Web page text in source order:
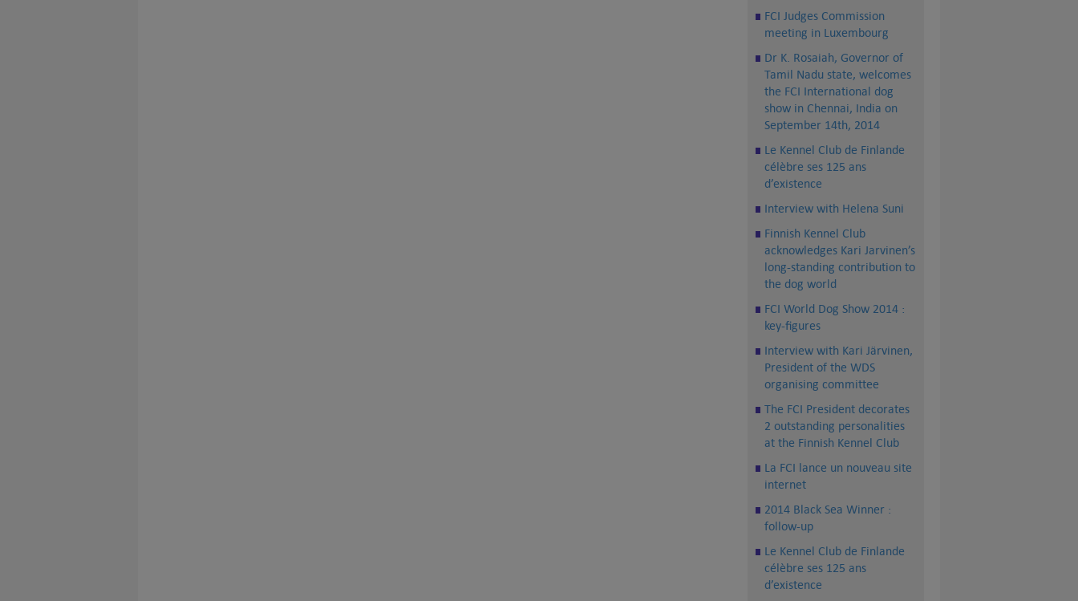
FCI Judges Commission
meeting in Luxembourg
Dr K. Rosaiah, Governor of
Tamil Nadu state, welcomes
the FCI International dog
show in Chennai, India on
September 14th, 2014
Le Kennel Club de Finlande
célèbre ses 125 ans
d’existence
Interview with Helena Suni
Finnish Kennel Club
acknowledges Kari Jarvinen’s
long-standing contribution to
the dog world
FCI World Dog Show 2014 :
key-figures
Interview with Kari Järvinen,
President of the WDS
organising committee
The FCI President decorates
2 outstanding personalities
at the Finnish Kennel Club
La FCI lance un nouveau site
internet
2014 Black Sea Winner :
follow-up
Le Kennel Club de Finlande
célèbre ses 125 ans
d’existence